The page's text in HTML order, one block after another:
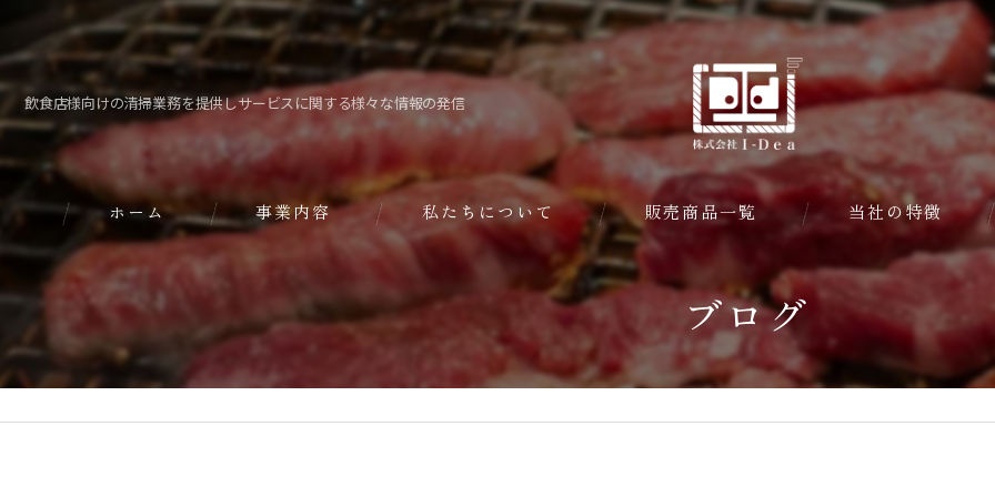
飲食店様向けの清掃業務を提供しサービスに関する様々な情報の発信
ホーム 事業内容
焼肉無煙ロースター販売
トリュフ加工品販売
私たちについて 販売商品一覧 当社の特徴
ダクト清掃
換気扇
焼肉屋
ブログ